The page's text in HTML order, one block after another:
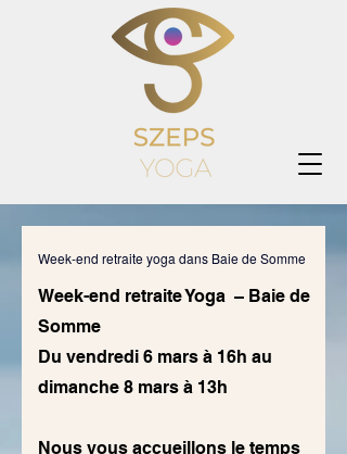
Week-end retraite yoga dans Baie de Somme
Week-end retraite Yoga – Baie de
Somme
Du vendredi 6 mars à 16h au
dimanche 8 mars à 13h
Nous vous accueillons le temps